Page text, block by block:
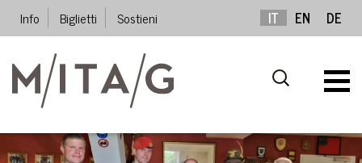
Info Biglietti Sostieni IT EN DE